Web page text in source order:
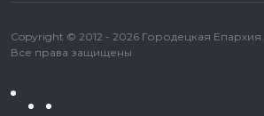
Copyright © 2012 - 2026 Городецкая Епархия.
Все права защищены